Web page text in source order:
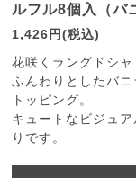
ルフル8個入（バ
1,426円(税込)
花咲くラングドシャ
ふんわりとしたバ
トッピング。
キュートなビジュ
りです。